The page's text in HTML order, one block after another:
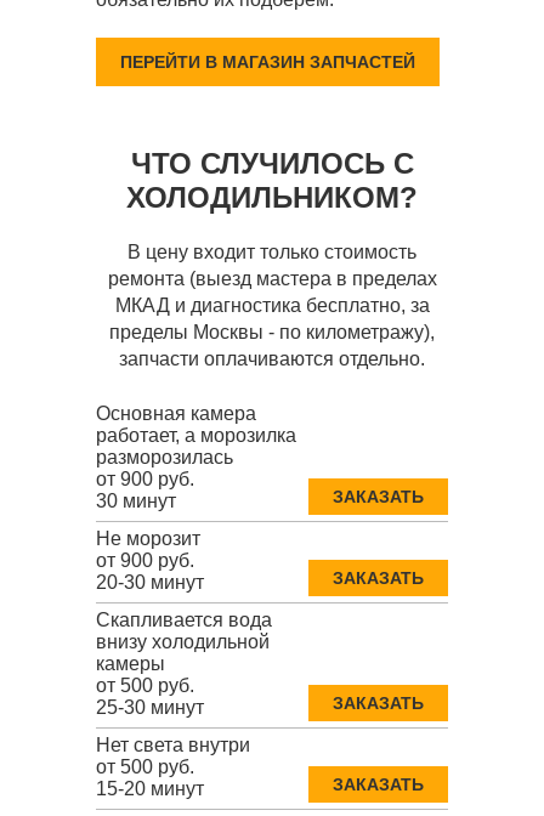
ПЕРЕЙТИ В МАГАЗИН ЗАПЧАСТЕЙ
ЧТО СЛУЧИЛОСЬ С
ХОЛОДИЛЬНИКОМ?
В цену входит только стоимость
ремонта (выезд мастера в пределах
МКАД и диагностика бесплатно, за
пределы Москвы - по километражу),
запчасти оплачиваются отдельно.
Основная камера
работает, а морозилка
разморозилась
от 900 руб.
30 минут
ЗАКАЗАТЬ
Не морозит
от 900 руб.
20-30 минут
ЗАКАЗАТЬ
Скапливается вода
внизу холодильной
камеры
от 500 руб.
25-30 минут
ЗАКАЗАТЬ
Нет света внутри
от 500 руб.
15-20 минут
ЗАКАЗАТЬ